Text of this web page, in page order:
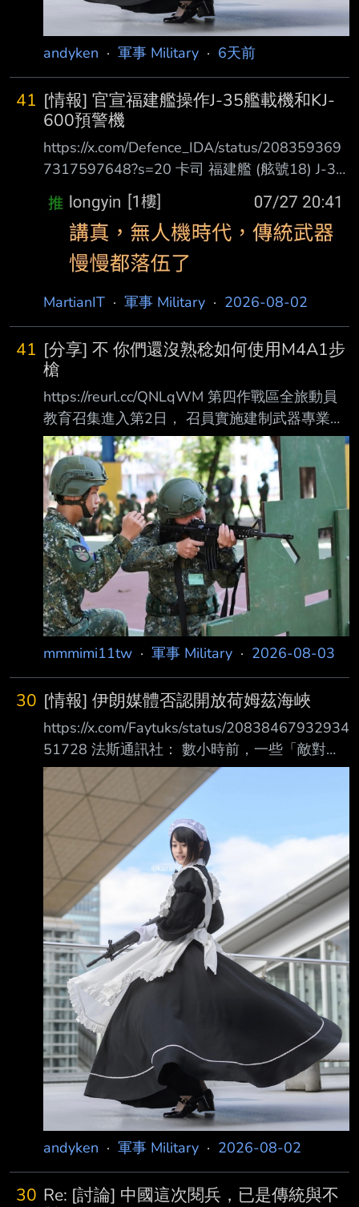
andyken · 軍事 Military · 6天前
41 [情報] 官宣福建艦操作J-35艦載機和KJ-
600預警機
https://x.com/Defence_IDA/status/208359369
7317597648?s=20 卡司 福建艦 (舷號18) J-35
電磁彈射起飛 攔截索降落 機腹尾部有掛龍柏反
射器 KJ-600 電磁彈射起飛 J-15/D 電磁彈射起
飛 戰機和電戰機都有上場 背景有一艘水面艦 心
得 配樂和J-35+KJ-600讓我熊熊以為是Top Gun
3預告片 直到出現J-15D 不知道影片釋出的時
間? 印象中去年央視也有發佈過一片類似的? 平
MartianIT · 軍事 Military · 2026-08-02
41 [分享] 不 你們還沒熟稔如何使用M4A1步
槍
https://reurl.cc/QNLqWM 第四作戰區全旅動員
教育召集進入第2日， 召員實施建制武器專業專
長訓練， 由教官就武器諸元性能、分解結合、
射擊預習及安全規範等進度授課， 並結合官兵
協同操作與分組練習， 使召員熟悉各式武器性
能與操作程序， 建立正確射擊觀念，為後續實
彈射擊訓練奠定基礎。 於是出現了這一張由士
兵操作美國援助M4A1步槍的照片
https://i.imgur.com/00ipGOv.jpeg 但兄弟 你的折
疊照門是沒有打開的
https://i.mopix.cc/U01Wh6.jp
mmmimi11tw · 軍事 Military · 2026-08-03
30 [情報] 伊朗媒體否認開放荷姆茲海峽
https://x.com/Faytuks/status/20838467932934
51728 法斯通訊社： 數小時前，一些「敵對陣
營」的媒體聲稱，伊朗已同意一項重新開放荷姆
茲海峽的計畫。 根據該計畫，船隻將經由伊朗
領海進入波斯灣，並經由阿曼領海駛出 一位伊
朗核談判團隊的消息人士向法斯通訊社表示：
「目前並沒有任何關於重新開放荷姆 茲海峽的
協議，相關新聞報導均為不實消息。」 此外，
一位軍方消息人士也強調：「只要美國持續其敵
對行動，荷姆茲海峽就仍然會處於 封閉狀態。
船舶只能依照指定航道航行，並且必須先取得伊
andyken · 軍事 Military · 2026-08-02
30 Re: [討論] 中國這次閱兵，已是傳統與不